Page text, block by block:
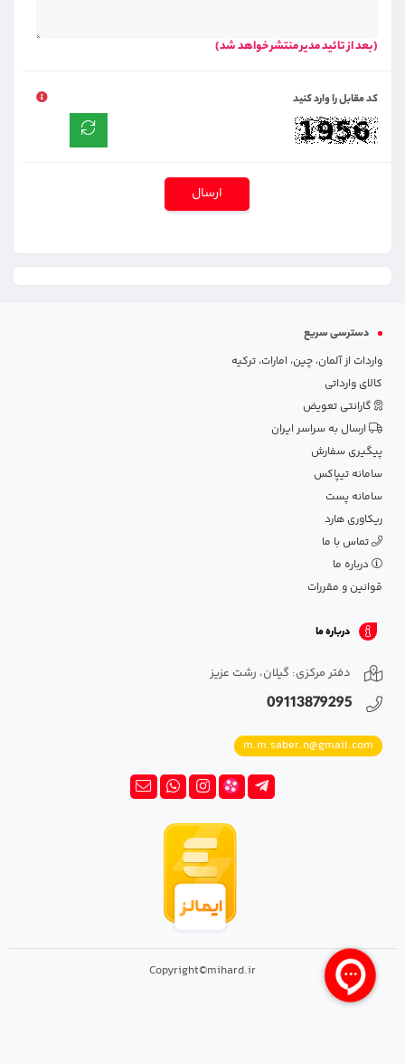
(بعد از تائید مدیر منتشر خواهد شد)
کد مقابل را وارد کنید
ارسال
دسترسی سریع
واردات از آلمان، چین، امارات، ترکیه
کالای وارداتی
گارانتی تعویض
ارسال به سراسر ایران
پیگیری سفارش
سامانه تیپاکس
سامانه پست
ریکاوری هارد
تماس با ما
درباره ما
قوانین و مقررات
درباره ما
دفتر مرکزی: گیلان، رشت عزیز
09113879295
m.m.saber.n@gmail.com
Copyright©mihard.ir